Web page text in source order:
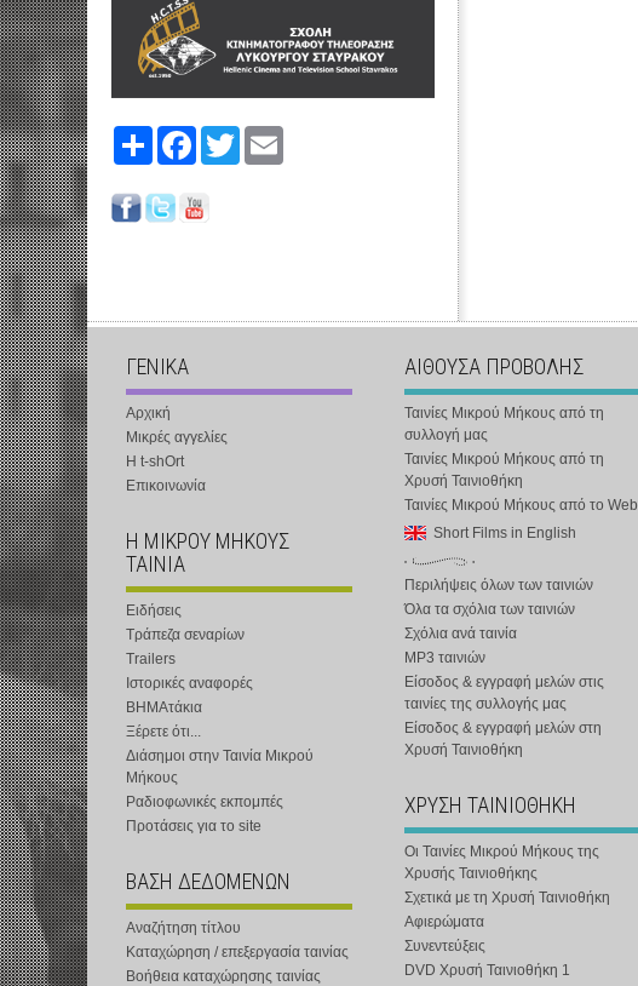
Share FacebookTwitter
ΓΕΝΙΚΑ
Αρχική
Μικρές αγγελίες
Η t-shOrt
Επικοινωνία
Η ΜΙΚΡΟΥ ΜΗΚΟΥΣ
ΤΑΙΝΙΑ
Ειδήσεις
Τράπεζα σεναρίων
Trailers
Ιστορικές αναφορές
ΒΗΜΑτάκια
Ξέρετε ότι...
Διάσημοι στην Ταινία Μικρού
Μήκους
Ραδιοφωνικές εκπομπές
Προτάσεις για το site
ΒΑΣΗ ΔΕΔΟΜΕΝΩΝ
Αναζήτηση τίτλου
Καταχώρηση / επεξεργασία ταινίας
Βοήθεια καταχώρησης ταινίας
ΑΙΘΟΥΣΑ ΠΡΟΒΟΛΗΣ
Ταινίες Μικρού Μήκους από τη
συλλογή μας
Ταινίες Μικρού Μήκους από τη
Χρυσή Ταινιοθήκη
Ταινίες Μικρού Μήκους από το Web
Short Films in English
Περιλήψεις όλων των ταινιών
Όλα τα σχόλια των ταινιών
Σχόλια ανά ταινία
MP3 ταινιών
Είσοδος & εγγραφή μελών στις
ταινίες της συλλογής μας
Είσοδος & εγγραφή μελών στη
Χρυσή Ταινιοθήκη
ΧΡΥΣΗ ΤΑΙΝΙΟΘΗΚΗ
Οι Ταινίες Μικρού Μήκους της
Χρυσής Ταινιοθήκης
Σχετικά με τη Χρυσή Ταινιοθήκη
Αφιερώματα
Συνεντεύξεις
DVD Χρυσή Ταινιοθήκη 1